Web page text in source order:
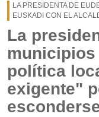
LA PRESIDENTA DE
EUSKADI CON EL
La
política
exigente"